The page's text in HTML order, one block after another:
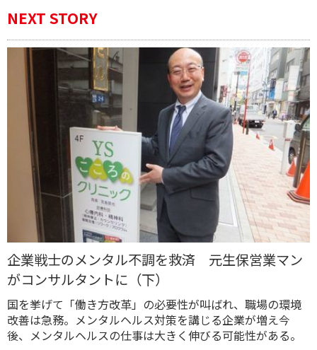
NEXT STORY
企業戦士のメンタル不調を救済 元生保営業マン
がコンサルタントに（下）
国を挙げて「働き方改革」の必要性が叫ばれ、職場の環境
改善は急務。メンタルヘルス対策を講じる企業が増え今
後、メンタルヘルスの仕事は大きく伸びる可能性がある。